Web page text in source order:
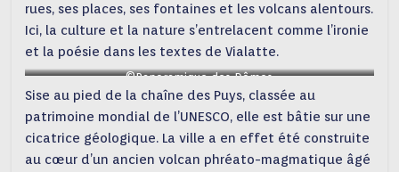
rues, ses places, ses fontaines et les volcans alentours.
Ici, la culture et la nature s’entrelacent comme l’ironie
et la poésie dans les textes de Vialatte.
©Panoramique des Dômes
Sise au pied de la chaîne des Puys, classée au
patrimoine mondial de l’UNESCO, elle est bâtie sur une
cicatrice géologique. La ville a en effet été construite
au cœur d’un ancien volcan phréato-magmatique âgé